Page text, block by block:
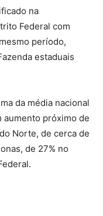
na
Federal com
período,
estaduais
da média nacional
aumento próximo de
Norte, de cerca de
de 27% no